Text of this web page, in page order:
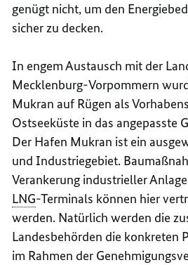
genügt nicht, um den
sicher zu decken.
In engem Austausch mit der
Mecklenburg-Vorpommern
Mukran auf Rügen als
Ostseeküste in das angepasste
Der Hafen Mukran ist ein
und Industriegebiet.
Verankerung industrieller
LNG-Terminals können hier
werden. Natürlich werden die
Landesbehörden die konkreten
im Rahmen der